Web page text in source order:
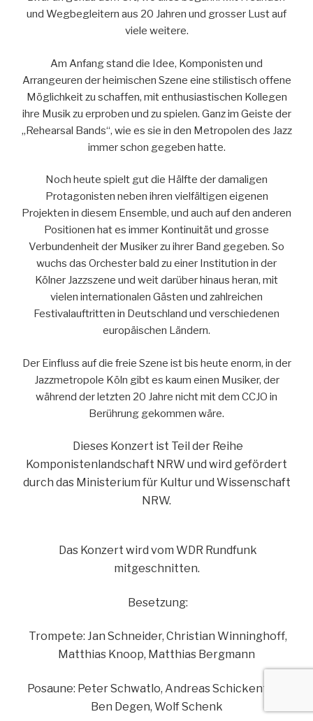
und Wegbegleitern aus 20 Jahren und grosser Lust auf
viele weitere.
Am Anfang stand die Idee, Komponisten und
Arrangeuren der heimischen Szene eine stilistisch offene
Möglichkeit zu schaffen, mit enthusiastischen Kollegen
ihre Musik zu erproben und zu spielen. Ganz im Geiste der
„Rehearsal Bands“, wie es sie in den Metropolen des Jazz
immer schon gegeben hatte.
Noch heute spielt gut die Hälfte der damaligen
Protagonisten neben ihren vielfältigen eigenen
Projekten in diesem Ensemble, und auch auf den anderen
Positionen hat es immer Kontinuität und grosse
Verbundenheit der Musiker zu ihrer Band gegeben. So
wuchs das Orchester bald zu einer Institution in der
Kölner Jazzszene und weit darüber hinaus heran, mit
vielen internationalen Gästen und zahlreichen
Festivalauftritten in Deutschland und verschiedenen
europäischen Ländern.
Der Einfluss auf die freie Szene ist bis heute enorm, in der
Jazzmetropole Köln gibt es kaum einen Musiker, der
während der letzten 20 Jahre nicht mit dem CCJO in
Berührung gekommen wäre.
Dieses Konzert ist Teil der Reihe
Komponistenlandschaft NRW und wird gefördert
durch das Ministerium für Kultur und Wissenschaft
NRW.
Das Konzert wird vom WDR Rundfunk
mitgeschnitten.
Besetzung:
Trompete: Jan Schneider, Christian Winninghoff,
Matthias Knoop, Matthias Bergmann
Posaune: Peter Schwatlo, Andreas Schickentanz,
Ben Degen, Wolf Schenk